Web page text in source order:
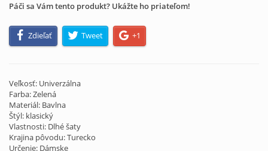
Páči sa Vám tento produkt? Ukážte ho priateľom!
Zdieľať Tweet +1
Veľkosť: Univerzálna
Farba: Zelená
Materiál: Bavlna
Štýl: klasický
Vlastnosti: Dlhé šaty
Krajina pôvodu: Turecko
Určenie: Dámske